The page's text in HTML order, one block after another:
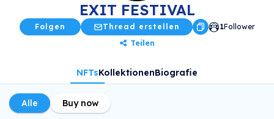
EXIT FESTIVAL
Folgen Thread erstellen 1Follower
Teilen
NFTsKollektionenBiografie
Alle Buy now